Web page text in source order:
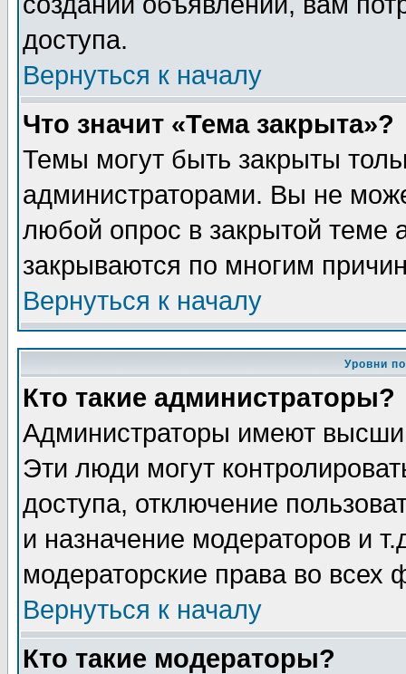
доступа.
Вернуться к началу
Что значит «Тема закрыта»?
Темы могут быть закрыты
администраторами. Вы не
любой опрос в закрытой теме
закрываются по многим
Вернуться к началу
Уровни
Кто такие администраторы?
Администраторы имеют
Эти люди могут
доступа, отключение
и назначение модераторов и
модераторские права во всех
Вернуться к началу
Кто такие модераторы?